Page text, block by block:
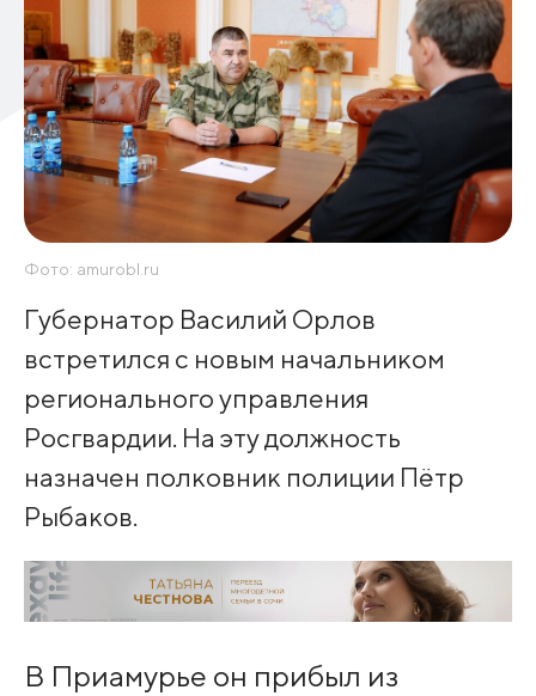
Фото: amurobl.ru
Губернатор Василий Орлов
встретился с новым начальником
регионального управления
Росгвардии. На эту должность
назначен полковник полиции Пётр
Рыбаков.
В Приамурье он прибыл из